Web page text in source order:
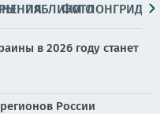
ПАБЛИКИ
ФОТОЛОНГРИДЫ
в 2026 году станет
России